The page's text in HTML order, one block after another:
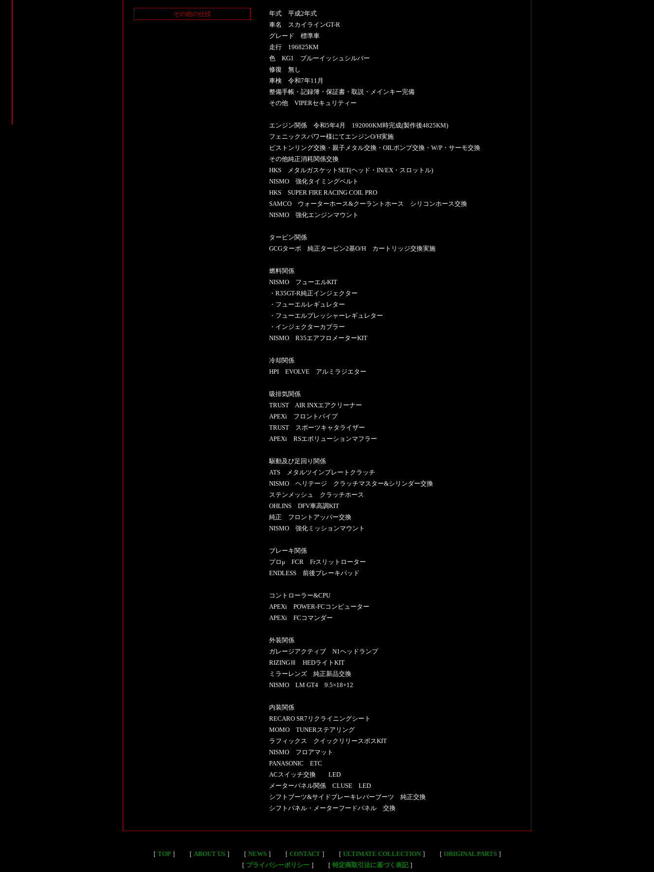
その他の仕様
年式 平成2年式
車名 スカイラインGT-R
グレード 標準車
走行 196825KM
色 KG1 ブルーイッシュシルバー
修復 無し
車検 令和7年11月
整備手帳・記録簿・保証書・取説・メインキー完備
その他 VIPERセキュリティー
エンジン関係 令和5年4月 192000KM時完成(製作後4825KM)
フェニックスパワー様にてエンジンO/H実施
ピストンリング交換・親子メタル交換・OILポンプ交換・W/P・サーモ交換
その他純正消耗関係交換
HKS メタルガスケットSET(ヘッド・IN/EX・スロットル)
NISMO 強化タイミングベルト
HKS SUPER FIRE RACING COIL PRO
SAMCO ウォーターホース&クーラントホース シリコンホース交換
NISMO 強化エンジンマウント
タービン関係
GCGターボ 純正タービン2基O/H カートリッジ交換実施
燃料関係
NISMO フューエルKIT
・R35GT-R純正インジェクター
・フューエルレギュレター
・フューエルプレッシャーレギュレター
・インジェクターカプラー
NISMO R35エアフロメーターKIT
冷却関係
HPI EVOLVE アルミラジエター
吸排気関係
TRUST AIR INXエアクリーナー
APEXi フロントパイプ
TRUST スポーツキャタライザー
APEXi RSエボリューションマフラー
駆動及び足回り関係
ATS メタルツインプレートクラッチ
NISMO ヘリテージ クラッチマスター&シリンダー交換
ステンメッシュ クラッチホース
OHLINS DFV車高調KIT
純正 フロントアッパー交換
NISMO 強化ミッションマウント
ブレーキ関係
プロμ FCR Frスリットローター
ENDLESS 前後ブレーキパッド
コントローラー&CPU
APEXi POWER-FCコンピューター
APEXi FCコマンダー
外装関係
ガレージアクティブ N1ヘッドランプ
RIZINGⅢ HEDライトKIT
ミラーレンズ 純正新品交換
NISMO LM GT4 9.5×18+12
内装関係
RECARO SR7リクライニングシート
MOMO TUNERステアリング
ラフィックス クイックリリースボスKIT
NISMO フロアマット
PANASONIC ETC
ACスイッチ交換 LED
メーターパネル関係 CLUSE LED
シフトブーツ&サイドブレーキレバーブーツ 純正交換
シフトパネル・メーターフードパネル 交換
［ TOP］ ［ ABOUT US］ ［ NEWS］ ［ CONTACT］ ［ ULTIMATE COLLECTION］ ［ ORIGINAL PARTS］
［ プライバシーポリシー］ ［ 特定商取引法に基づく表記］